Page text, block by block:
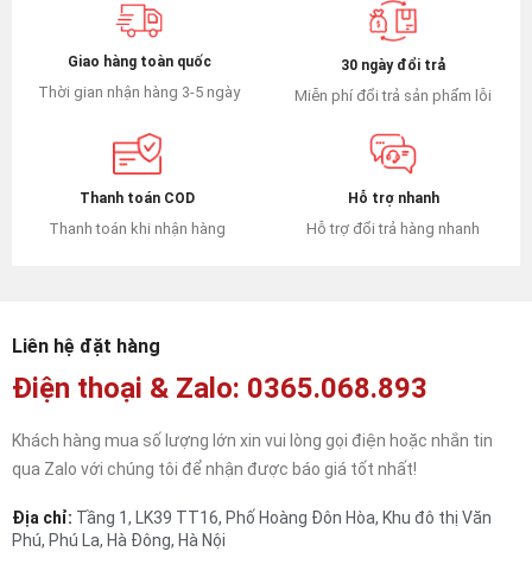
Giao hàng toàn quốc
Thời gian nhận hàng 3-5 ngày
30 ngày đổi trả
Miễn phí đổi trả sản phẩm lỗi
Thanh toán COD
Thanh toán khi nhận hàng
Hỗ trợ nhanh
Hỗ trợ đổi trả hàng nhanh
Liên hệ đặt hàng
Điện thoại & Zalo: 0365.068.893
Khách hàng mua số lượng lớn xin vui lòng gọi điện hoặc nhắn tin
qua Zalo với chúng tôi để nhận được báo giá tốt nhất!
Địa chỉ: Tầng 1, LK39 TT16, Phố Hoàng Đôn Hòa, Khu đô thị Văn
Phú, Phú La, Hà Đông, Hà Nội